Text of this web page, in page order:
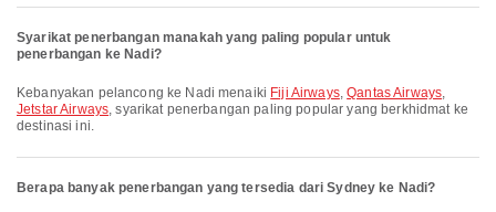
Syarikat penerbangan manakah yang paling popular untuk
penerbangan ke Nadi?
Kebanyakan pelancong ke Nadi menaiki Fiji Airways,Qantas Airways,
Jetstar Airways, syarikat penerbangan paling popular yang berkhidmat ke
destinasi ini.
Berapa banyak penerbangan yang tersedia dari Sydney ke Nadi?